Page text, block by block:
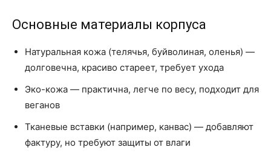
Основные материалы корпуса
Натуральная кожа (телячья, буйволиная, оленья) —
долговечна, красиво стареет, требует ухода
Эко-кожа — практична, легче по весу, подходит для
веганов
Тканевые вставки (например, канвас) — добавляют
фактуру, но требуют защиты от влаги